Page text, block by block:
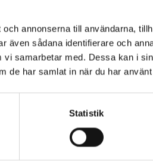
annonserna till användarna,
sådana identifierare och
samarbetar med. Dessa kan i
de har samlat in när du har
Statistik
Västerbottensost®